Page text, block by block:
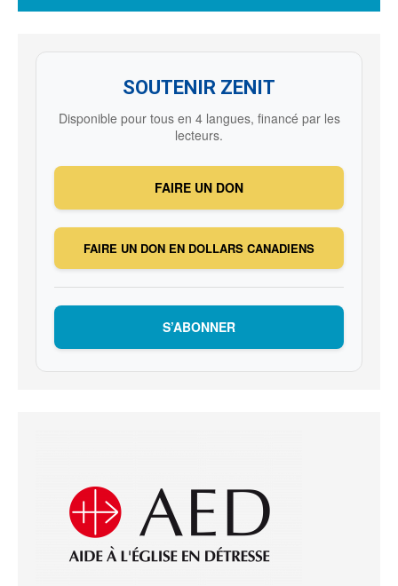
SOUTENIR ZENIT
Disponible pour tous en 4 langues, financé par les
lecteurs.
FAIRE UN DON
FAIRE UN DON EN DOLLARS CANADIENS
S’ABONNER